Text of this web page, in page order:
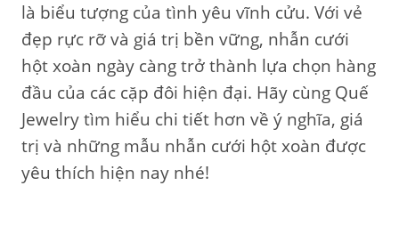
là biểu tượng của tình yêu vĩnh cửu. Với vẻ
đẹp rực rỡ và giá trị bền vững, nhẫn cưới
hột xoàn ngày càng trở thành lựa chọn hàng
đầu của các cặp đôi hiện đại. Hãy cùng Quế
Jewelry tìm hiểu chi tiết hơn về ý nghĩa, giá
trị và những mẫu nhẫn cưới hột xoàn được
yêu thích hiện nay nhé!